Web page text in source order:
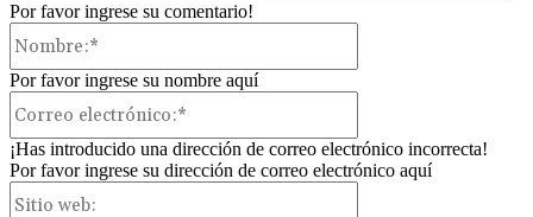
Por favor ingrese su comentario!
Por favor ingrese su nombre aquí
¡Has introducido una dirección de correo electrónico incorrecta!
Por favor ingrese su dirección de correo electrónico aquí